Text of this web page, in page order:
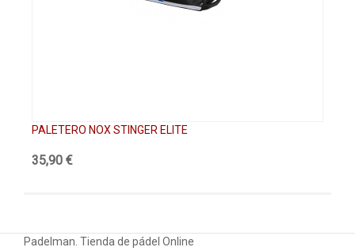
PALETERO NOX STINGER ELITE
35,90 €
Padelman. Tienda de pádel Online